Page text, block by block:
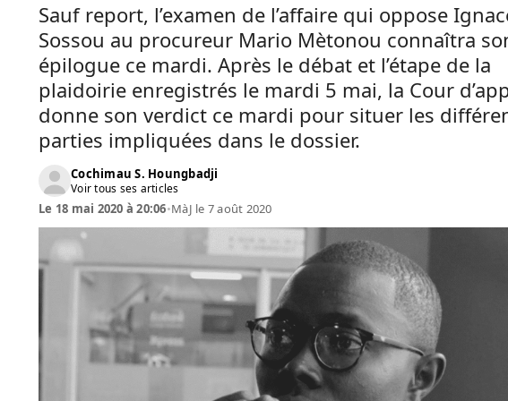
Sauf report, l’examen de l’affaire qui oppose
Sossou au procureur Mario Mètonou connaîtra
épilogue ce mardi. Après le débat et l’étape de la
plaidoirie enregistrés le mardi 5 mai, la Cour
donne son verdict ce mardi pour situer les
parties impliquées dans le dossier.
Cochimau S. Houngbadji
Voir tous ses articles
Le 18 mai 2020 à 20:06•MàJ le 7 août 2020